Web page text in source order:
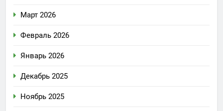
Март 2026
Февраль 2026
Январь 2026
Декабрь 2025
Ноябрь 2025